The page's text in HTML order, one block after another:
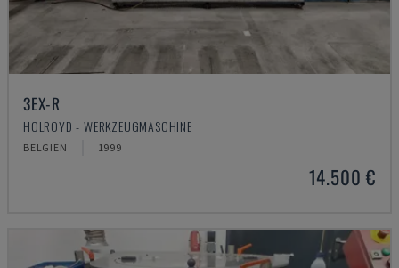
3EX-R
HOLROYD - WERKZEUGMASCHINE
BELGIEN 1999
14.500 €